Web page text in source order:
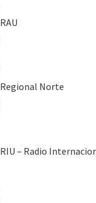
RAU
Regional Norte
RIU – Radio